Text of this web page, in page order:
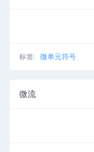
标签: 微单元符号
微流